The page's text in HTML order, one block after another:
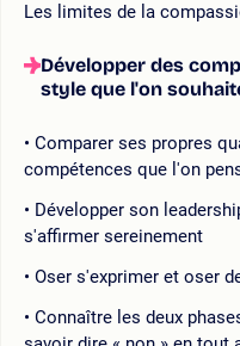
Les limites de la
Développer des
style que l'on
Comparer ses propres
compétences que l'on
Développer son
s'affirmer sereinement
Oser s'exprimer et oser
Connaître les deux